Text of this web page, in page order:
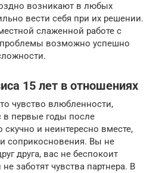
возникают в любых
вести себя при их решении.
слаженной работе с
возможно успешно
15 лет в отношениях
чувство влюбленности,
в первые годы после
и неинтересно вместе,
соприкосновения. Вы не
друга, вас не беспокоит
заботят чувства партнера. В